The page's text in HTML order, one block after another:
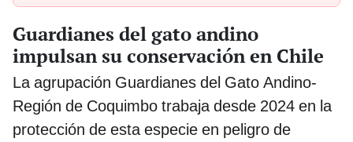
Guardianes del gato andino
impulsan su conservación en Chile
La agrupación Guardianes del Gato Andino-
Región de Coquimbo trabaja desde 2024 en la
protección de esta especie en peligro de